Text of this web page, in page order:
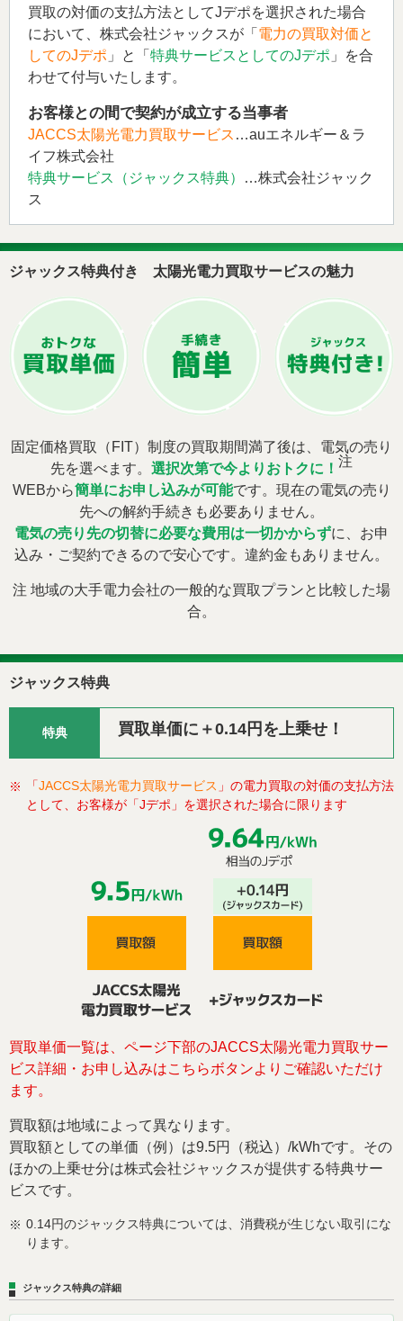
買取の対価の支払方法としてJデポを選択された場合
において、株式会社ジャックスが「 電力の買取対価と
してのJデポ 」と「 特典サービスとしてのJデポ 」を合
わせて付与いたします。
お客様との間で契約が成立する当事者
JACCS太陽光電力買取サービス …auエネルギー＆ラ
イフ株式会社
特典サービス（ジャックス特典）
…株式会社ジャック
ス
ジャックス特典付き 太陽光電力買取サービスの魅力
固定価格買取（FIT）制度の買取期間満了後は、電気の売り
先を選べます。 選択次第で今よりおトクに！ 注
WEBから簡単にお申し込みが可能です。現在の電気の売り
先への解約手続きも必要ありません。
電気の売り先の切替に必要な費用は一切かからずに、お申
込み・ご契約できるので安心です。違約金もありません。
注 地域の大手電力会社の一般的な買取プランと比較した場
合。
ジャックス特典
特典 買取単価に＋0.14円を上乗せ！
※ 「JACCS太陽光電力買取サービス 」の電力買取の対価の支払方法
として、お客様が「Jデポ」を選択された場合に限ります
買取単価一覧は、ページ下部のJACCS太陽光電力買取サー
ビス詳細・お申し込みはこちらボタンよりご確認いただけ
ます。
買取額は地域によって異なります。
買取額としての単価（例）は9.5円（税込）/kWhです。その
ほかの上乗せ分は株式会社ジャックスが提供する特典サー
ビスです。
※ 0.14円のジャックス特典については、消費税が生じない取引にな
ります。
ジャックス特典の詳細